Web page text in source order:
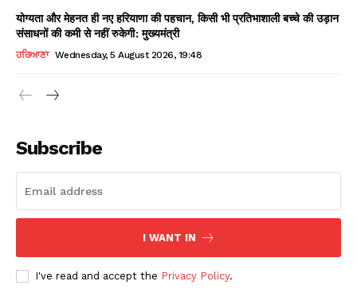
योग्यता और मेहनत ही नए हरियाणा की पहचान, किसी भी प्रतिभाशाली बच्चे की उड़ान
संसाधनों की कमी से नहीं रुकेगी: मुख्यमंत्री
ਹਰਿਆਣਾ Wednesday, 5 August 2026, 19:48
Subscribe
I WANT IN
I've read and accept the Privacy Policy.